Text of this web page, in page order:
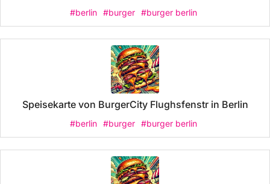
#berlin #burger #burger berlin
Speisekarte von BurgerCity Flughsfenstr in Berlin
#berlin #burger #burger berlin